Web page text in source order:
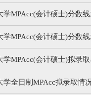
学MPAcc(会计硕士)分数
学MPAcc(会计硕士)分数
学MPAcc(会计硕士)拟录
学全日制MPAcc拟录取情